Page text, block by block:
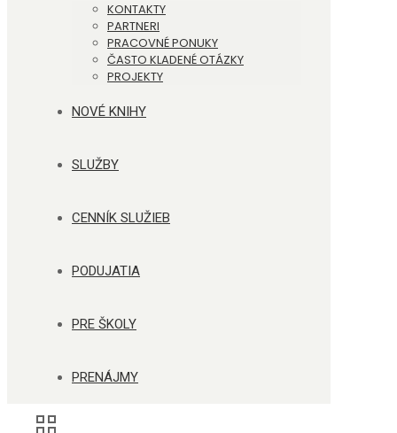
KONTAKTY
PARTNERI
PRACOVNÉ PONUKY
ČASTO KLADENÉ OTÁZKY
PROJEKTY
NOVÉ KNIHY
SLUŽBY
CENNÍK SLUŽIEB
PODUJATIA
PRE ŠKOLY
PRENÁJMY